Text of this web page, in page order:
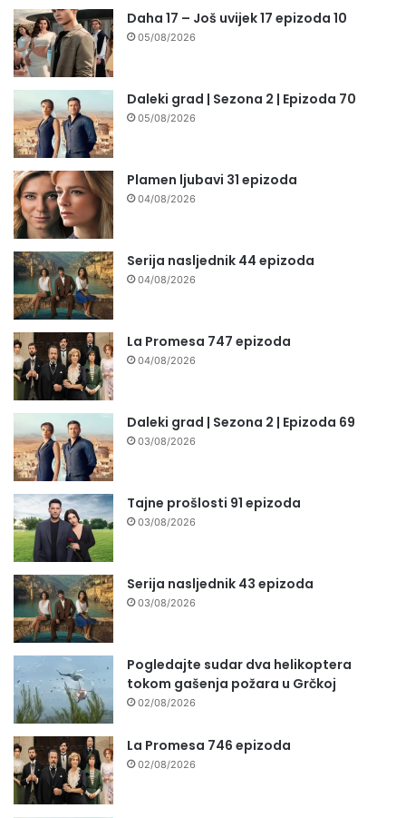
Daha 17 – Još uvijek 17 epizoda 10
05/08/2026
Daleki grad | Sezona 2 | Epizoda 70
05/08/2026
Plamen ljubavi 31 epizoda
04/08/2026
Serija nasljednik 44 epizoda
04/08/2026
La Promesa 747 epizoda
04/08/2026
Daleki grad | Sezona 2 | Epizoda 69
03/08/2026
Tajne prošlosti 91 epizoda
03/08/2026
Serija nasljednik 43 epizoda
03/08/2026
Pogledajte sudar dva helikoptera
tokom gašenja požara u Grčkoj
02/08/2026
La Promesa 746 epizoda
02/08/2026